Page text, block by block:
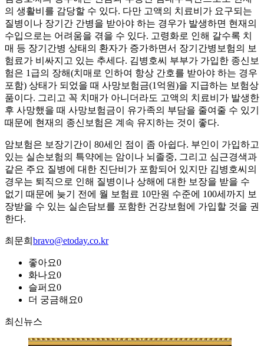
의 생활비를 감당할 수 있다. 다만 고액의 치료비가 요구되는
질병이나 장기간 간병을 받아야 하는 경우가 발생하면 현재의
수입으로는 어려움을 겪을 수 있다. 고령화로 인해 갈수록 치
매 등 장기간병 상태의 환자가 증가하면서 장기간병보험의 보
험료가 비싸지고 있는 추세다. 김병호씨 부부가 가입한 종신보
험은 1급의 장해(치매로 인하여 항상 간호를 받아야 하는 경우
포함) 상태가 되었을 때 사망보험금(1억원)을 지급하는 보험상
품이다. 그리고 꼭 치매가 아니더라도 고액의 치료비가 발생한
후 사망했을 때 사망보험금이 유가족의 부담을 줄여줄 수 있기
때문에 현재의 종신보험은 계속 유지하는 것이 좋다.
암보험은 보장기간이 80세인 점이 좀 아쉽다. 부인이 가입하고
있는 실손보험의 특약에는 암이나 뇌졸중, 그리고 심근경색과
같은 주요 질병에 대한 진단비가 포함되어 있지만 김병호씨의
경우는 퇴직으로 인해 질병이나 상해에 대한 보장을 받을 수
없기 때문에 늦기 전에 월 보험료 10만원 수준에 100세까지 보
장받을 수 있는 실손담보를 포함한 건강보험에 가입할 것을 권
한다.
최문희 bravo@etoday.co.kr
좋아요0
화나요0
슬퍼요0
더 궁금해요0
최신뉴스